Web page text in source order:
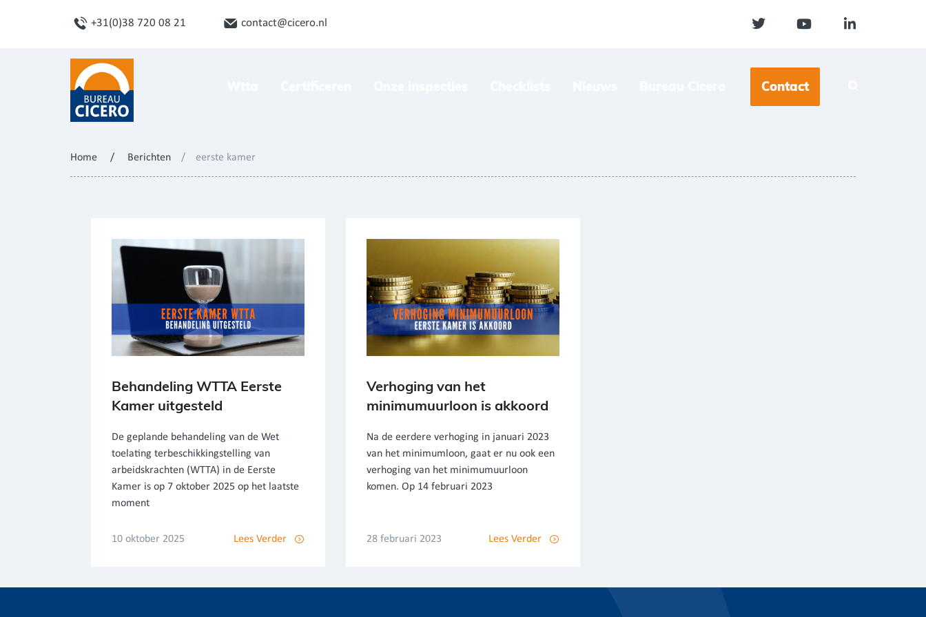
+31(0)38 720 08 21 contact@cicero.nl
Contact
Home / Berichten / eerste kamer
Behandeling WTTA Eerste
Kamer uitgesteld
De geplande behandeling van de Wet
toelating terbeschikkingstelling van
arbeidskrachten (WTTA) in de Eerste
Kamer is op 7 oktober 2025 op het laatste
moment
10 oktober 2025 Lees Verder
Verhoging van het
minimumuurloon is akkoord
Na de eerdere verhoging in januari 2023
van het minimumloon, gaat er nu ook een
verhoging van het minimumuurloon
komen. Op 14 februari 2023
28 februari 2023 Lees Verder